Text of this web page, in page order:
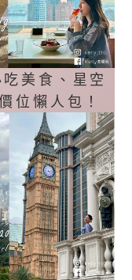
美食、星空
位懶人包！